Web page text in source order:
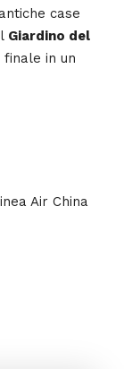
case
Giardino del
finale in un
Air China